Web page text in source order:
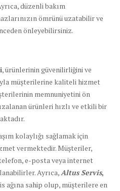
düzenli bakım
ömrünü uzatabilir ve
önleyebilirsiniz.
, ürünlerinin güvenilirliğini ve
müşterilerine kaliteli hizmet
memnuniyetini ön
ürünleri hızlı ve etkili bir
kolaylığı sağlamak için
vermektedir. Müşteriler,
e-posta veya internet
Ayrıca, Altus Servis,
ağına sahip olup, müşterilere en